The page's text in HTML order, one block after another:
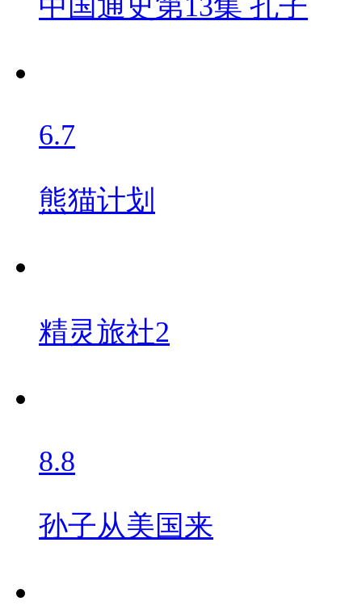
6.7
熊猫计划
精灵旅社2
8.8
孙子从美国来